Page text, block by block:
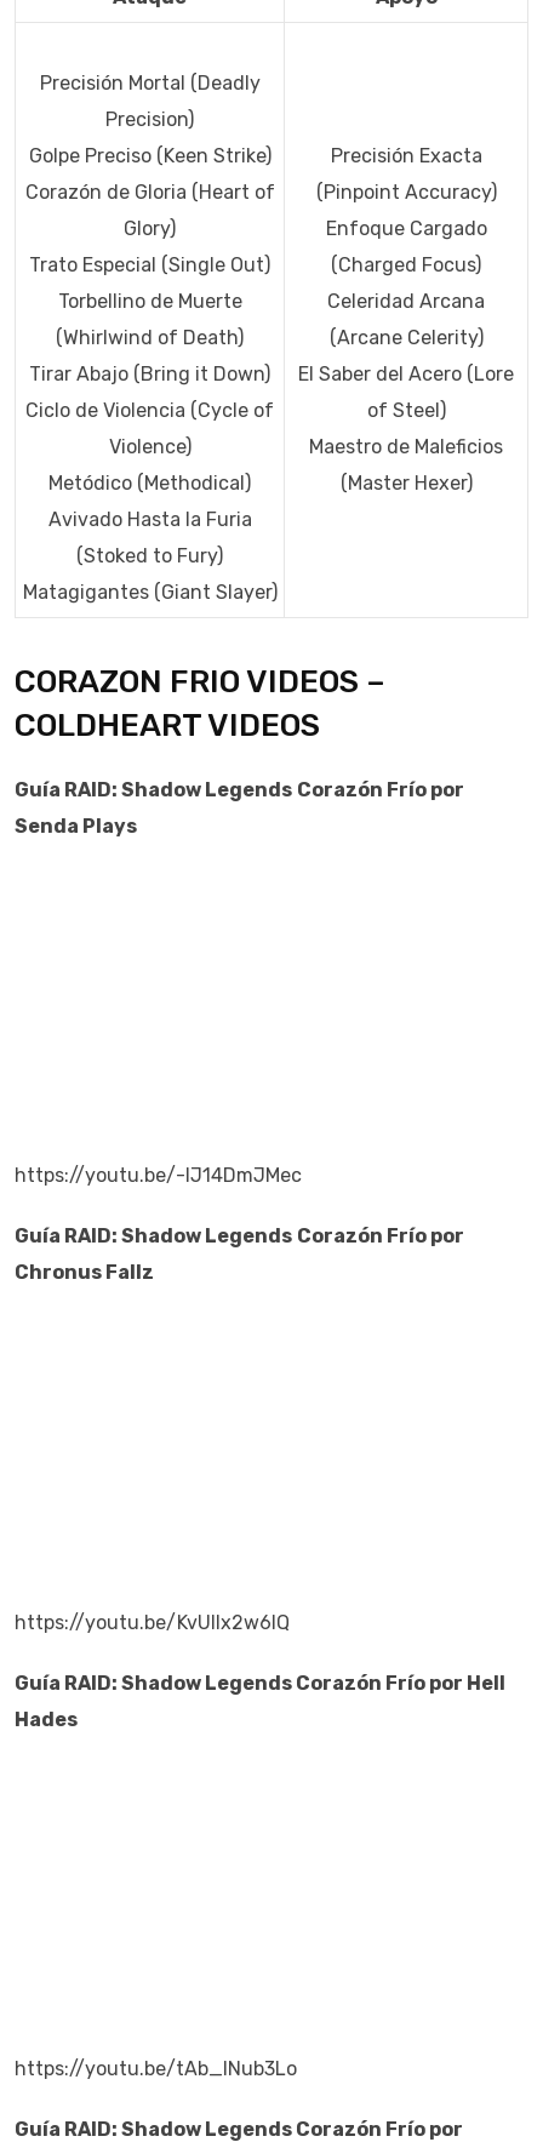
Precisión Mortal (Deadly
Precision)
Golpe Preciso (Keen Strike)
Corazón de Gloria (Heart of
Glory)
Trato Especial (Single Out)
Torbellino de Muerte
(Whirlwind of Death)
Tirar Abajo (Bring it Down)
Ciclo de Violencia (Cycle of
Violence)
Metódico (Methodical)
Avivado Hasta la Furia
(Stoked to Fury)
Matagigantes (Giant Slayer)
Precisión Exacta
(Pinpoint Accuracy)
Enfoque Cargado
(Charged Focus)
Celeridad Arcana
(Arcane Celerity)
El Saber del Acero (Lore
of Steel)
Maestro de Maleficios
(Master Hexer)
CORAZON FRIO VIDEOS –
COLDHEART VIDEOS
Guía RAID: Shadow Legends Corazón Frío por
Senda Plays
https://youtu.be/-IJ14DmJMec
Guía RAID: Shadow Legends Corazón Frío por
Chronus Fallz
https://youtu.be/KvUlIx2w6IQ
Guía RAID: Shadow Legends Corazón Frío por Hell
Hades
https://youtu.be/tAb_INub3Lo
Guía RAID: Shadow Legends Corazón Frío por